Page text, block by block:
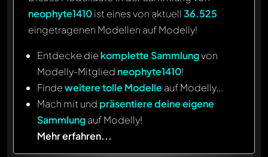
neophyte1410ist eines von aktuell36.525
eingetragenen Modellen auf Modelly!
Entdecke die komplette Sammlungvon
Modelly-Mitglied neophyte1410!
Findeweitere tolle Modelle auf Modelly...
Mach mit und präsentiere deine eigene
Sammlungauf Modelly!
Mehr erfahren...